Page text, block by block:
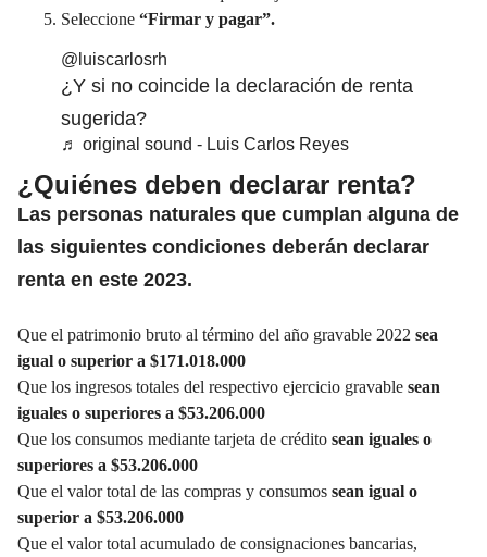
Seleccione “Firmar y pagar”.
@luiscarlosrh
¿Y si no coincide la declaración de renta
sugerida?
♬ original sound - Luis Carlos Reyes
¿Quiénes deben declarar renta?
Las personas naturales que cumplan alguna de
las siguientes condiciones deberán declarar
renta en este 2023.
Que el patrimonio bruto al término del año gravable 2022 sea
igual o superior a $171.018.000
Que los ingresos totales del respectivo ejercicio gravable sean
iguales o superiores a $53.206.000
Que los consumos mediante tarjeta de crédito sean iguales o
superiores a $53.206.000
Que el valor total de las compras y consumos sean igual o
superior a $53.206.000
Que el valor total acumulado de consignaciones bancarias,